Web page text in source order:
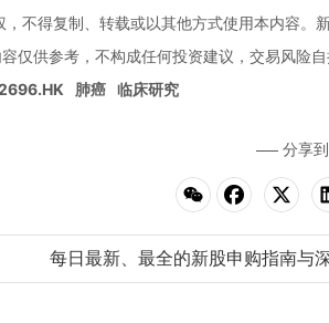
，不得复制、转载或以其他方式使用本内容。
仅供参考，不构成任何投资建议，交易风险自
肺癌 临床研究
分享到
每日最新、最全的新股申购指南与